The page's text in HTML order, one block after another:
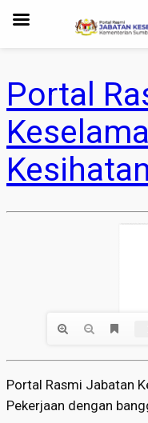
Portal
Portal Rasmi Jabatan
Pekerjaan dengan